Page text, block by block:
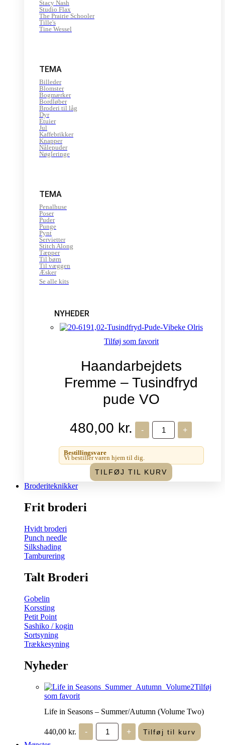
Stacy Nash
Studio Flax
The Prairie Schooler
Tille's
Tine Wessel
TEMA
Billeder
Blomster
Bogmærker
Bordløber
Broderi til låg
Dyr
Etuier
Jul
Kaffebrikker
Knapper
Nålepuder
Nøgleringe
TEMA
Penalhuse
Poser
Puder
Punge
Pynt
Servietter
Stitch Along
Tæpper
Til børn
Til væggen
Æsker
Se alle kits
NYHEDER
Tilføj som favorit
Haandarbejdets
Fremme – Tusindfryd
pude VO
480,00 kr. -
Haandarbejdets
Fremme
-
Tusindfryd
VO
antal
+
Bestillingsvare
Vi bestiller varen hjem til dig.
TILFØJ TIL KURV
Broderiteknikker
Frit broderi
Hvidt broderi
Punch needle
Silkshading
Tamburering
Talt Broderi
Gobelin
Korssting
Petit Point
Sashiko / kogin
Sortsyning
Trækkesyning
Nyheder
Tilføj
som favorit
Life in Seasons – Summer/Autumn (Volume Two)
440,00 kr. -
Life
Seasons
+ Tilføj til kurv